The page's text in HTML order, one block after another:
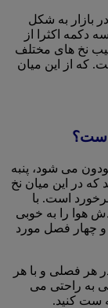
بازار به شکل
دکمه اکثرا از
نخ های مختلف
که از این میان
است؟
می شود، پنبه
در این میان نخ
است. با
هوا را به خوبی
و چهار فصل مورد
هر فصلی و با هر
به راحتی می
ست کنید.